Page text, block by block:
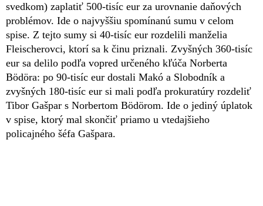
svedkom) zaplatiť 500-tisíc eur za urovnanie daňových
problémov. Ide o najvyššiu spomínanú sumu v celom
spise. Z tejto sumy si 40-tisíc eur rozdelili manželia
Fleischerovci, ktorí sa k činu priznali. Zvyšných 360-tisíc
eur sa delilo podľa vopred určeného kľúča Norberta
Bödöra: po 90-tisíc eur dostali Makó a Slobodník a
zvyšných 180-tisíc eur si mali podľa prokuratúry rozdeliť
Tibor Gašpar s Norbertom Bödörom. Ide o jediný úplatok
v spise, ktorý mal skončiť priamo u vtedajšieho
policajného šéfa Gašpara.